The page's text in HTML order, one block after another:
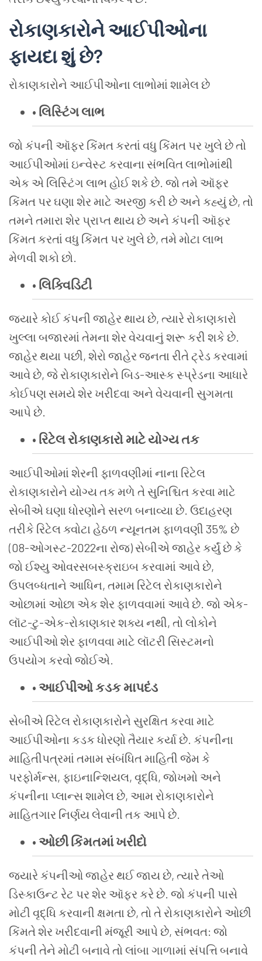
રોકાણકારોનેઆઈપીઓના
ફાયદાશુંછે?
રોકાણકારોને આઈપીઓના લાભોમાં શામેલ છે
• લિસ્ટિંગલાભ
જો કંપની ઑફર કિંમતકરતાં વધુ કિંમત પરખુલે છેતો
આઈપીઓમાં ઇન્વેસ્ટ કરવાના સંભવિતલાભોમાંથી
એક એ લિસ્ટિંગ લાભ હોઈશકે છે. જો તમે ઑફર
કિંમત પરઘણા શેરમાટે અરજી કરી છે અને કહ્યું છે, તો
તમને તમારા શેર પ્રાપ્તથાય છે અને કંપની ઑફર
કિંમતકરતાં વધુ કિંમત પરખુલે છે, તમેમોટા લાભ
મેળવી શકો છો.
• લિક્વિડિટી
જ્યારેકોઈકંપની જાહેરથાય છે, ત્યારે રોકાણકારો
ખુલ્લા બજારમાં તેમના શેરવેચવાનું શરૂ કરી શકે છે.
જાહેરથયા પછી, શેરો જાહેર જનતા રીતેટ્રેડકરવામાં
આવે છે, જે રોકાણકારોને બિડ-આસ્ક સ્પ્રેડના આધારે
કોઈપણ સમયેશેરખરીદવા અને વેચવાની સુગમતા
આપે છે.
• રિટેલરોકાણકારોમાટેયોગ્યતક
આઈપીઓમાં શેરની ફાળવણીમાં નાના રિટેલ
રોકાણકારોને યોગ્યતકમળે તે સુનિશ્ચિતકરવા માટે
સેબીએઘણા ધોરણોને સરળ બનાવ્યા છે. ઉદાહરણ
તરીકે રિટેલક્વોટા હેઠળ ન્યૂનતમફાળવણી 35% છે
(08-ઓગસ્ટ-2022ના રોજ) સેબીએજાહેરકર્યું છેકે
જો ઈશ્યુ ઓવરસબસ્ક્રાઇબકરવામાં આવે છે,
ઉપલબ્ધતાને આધિન, તમામ રિટેલ રોકાણકારોને
ઓછામાં ઓછા એકશેરફાળવવામાં આવે છે. જો એક-
લૉટ-ટુ-એક-રોકાણકારશક્યનથી, તો લોકોને
આઈપીઓશેરફાળવવા માટે લૉટરી સિસ્ટમનો
ઉપયોગ કરવો જોઈએ.
•આઈપીઓ કડકમાપદંડ
સેબીએ રિટેલ રોકાણકારોને સુરક્ષિતકરવા માટે
આઈપીઓના કડક ધોરણો તૈયારકર્યા છે. કંપનીના
માહિતીપત્રમાં તમામ સંબંધિતમાહિતી જેમકે
પરફોર્મન્સ, ફાઇનાન્શિયલ, વૃદ્ધિ, જોખમો અને
કંપનીના પ્લાન્સશામેલ છે, આમ રોકાણકારોને
માહિતગાર નિર્ણયલેવાની તક આપે છે.
•ઓછી કિંમતમાંખરીદો
જ્યારેકંપનીઓજાહેરથઈજાય છે, ત્યારેતેઓ
ડિસ્કાઉન્ટ રેટ પરશેર ઑફરકરે છે. જો કંપની પાસે
મોટી વૃદ્ધિ કરવાની ક્ષમતા છે, તો તે રોકાણકારોને ઓછી
કિંમતેશેરખરીદવાની મંજૂરી આપે છે, સંભવત: જો
કંપની તેને મોટી બનાવેતો લાંબા ગાળામાં સંપત્તિબનાવે